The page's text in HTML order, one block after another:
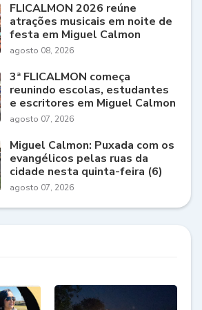
FLICALMON 2026 reúne
atrações musicais em noite de
festa em Miguel Calmon
agosto 08, 2026
3ª FLICALMON começa
reunindo escolas, estudantes
e escritores em Miguel Calmon
agosto 07, 2026
Miguel Calmon: Puxada com os
evangélicos pelas ruas da
cidade nesta quinta-feira (6)
agosto 07, 2026